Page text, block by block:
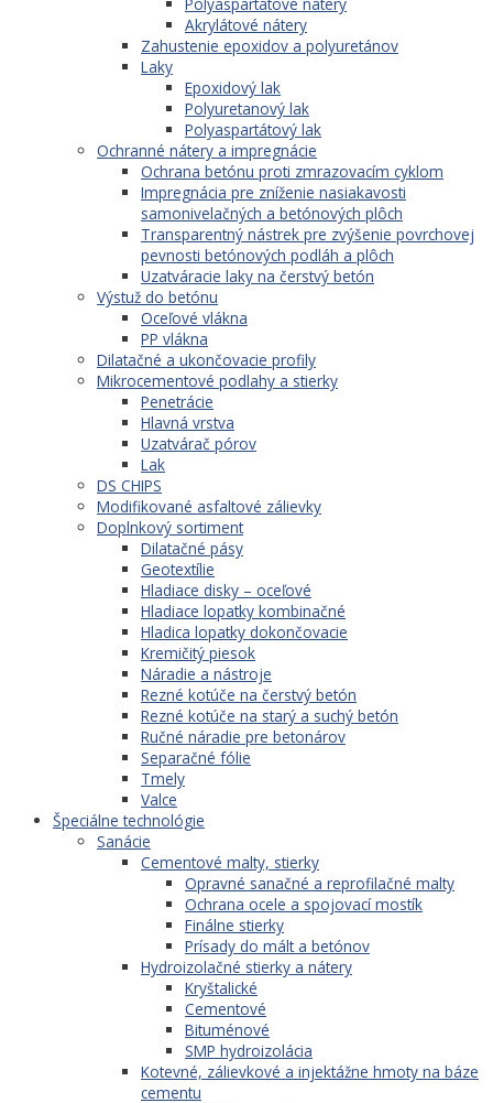
Akrylátové nátery
Zahustenie epoxidov a polyuretánov
Laky
Epoxidový lak
Polyuretanový lak
Polyaspartátový lak
Ochranné nátery a impregnácie
Ochrana betónu proti zmrazovacím cyklom
Impregnácia pre zníženie nasiakavosti
samonivelačných a betónových plôch
Transparentný nástrek pre zvýšenie povrchovej
pevnosti betónových podláh a plôch
Uzatváracie laky na čerstvý betón
Výstuž do betónu
Oceľové vlákna
PP vlákna
Dilatačné a ukončovacie profily
Mikrocementové podlahy a stierky
Penetrácie
Hlavná vrstva
Uzatvárač pórov
Lak
DS CHIPS
Modifikované asfaltové zálievky
Doplnkový sortiment
Dilatačné pásy
Geotextílie
Hladiace disky – oceľové
Hladiace lopatky kombinačné
Hladica lopatky dokončovacie
Kremičitý piesok
Náradie a nástroje
Rezné kotúče na čerstvý betón
Rezné kotúče na starý a suchý betón
Ručné náradie pre betonárov
Separačné fólie
Tmely
Valce
Špeciálne technológie
Sanácie
Cementové malty, stierky
Opravné sanačné a reprofilačné malty
Ochrana ocele a spojovací mostík
Finálne stierky
Prísady do mált a betónov
Hydroizolačné stierky a nátery
Kryštalické
Cementové
Bituménové
SMP hydroizolácia
Kotevné, zálievkové a injektážne hmoty na báze
cementu